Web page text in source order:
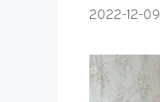
2022-12-09